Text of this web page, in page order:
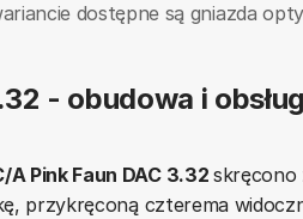
dostępne są gniazda
- obudowa i
Pink Faun DAC 3.32skręcono
przykręconą czterema